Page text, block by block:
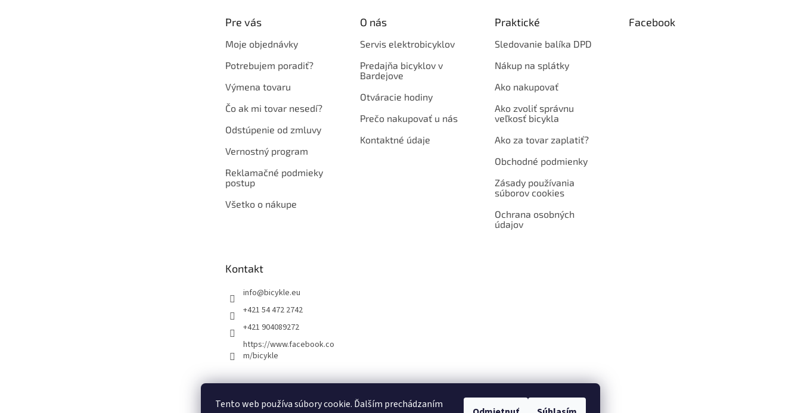
Tento web používa súbory cookie. Ďalším prechádzaním
Pre vás
Moje objednávky
Potrebujem poradiť?
Výmena tovaru
Čo ak mi tovar nesedí?
Odstúpenie od zmluvy
Vernostný program
Reklamačné podmieky
postup
Všetko o nákupe
O nás
Servis elektrobicyklov
Predajňa bicyklov v
Bardejove
Otváracie hodiny
Prečo nakupovať u nás
Kontaktné údaje
Praktické
Sledovanie balíka DPD
Nákup na splátky
Ako nakupovať
Ako zvoliť správnu
veľkosť bicykla
Ako za tovar zaplatiť?
Obchodné podmienky
Zásady používania
súborov cookies
Ochrana osobných
údajov
Facebook
Kontakt
info@bicykle.eu
+421 54 472 2742
+421 904089272
https://www.facebook.co
m/bicykle